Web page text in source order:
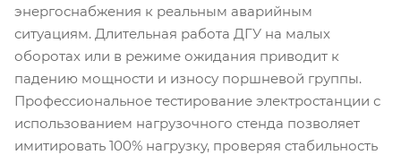
энергоснабжения к реальным аварийным
ситуациям. Длительная работа ДГУ на малых
оборотах или в режиме ожидания приводит к
падению мощности и износу поршневой группы.
Профессиональное тестирование электростанции с
использованием нагрузочного стенда позволяет
имитировать 100% нагрузку, проверяя стабильность